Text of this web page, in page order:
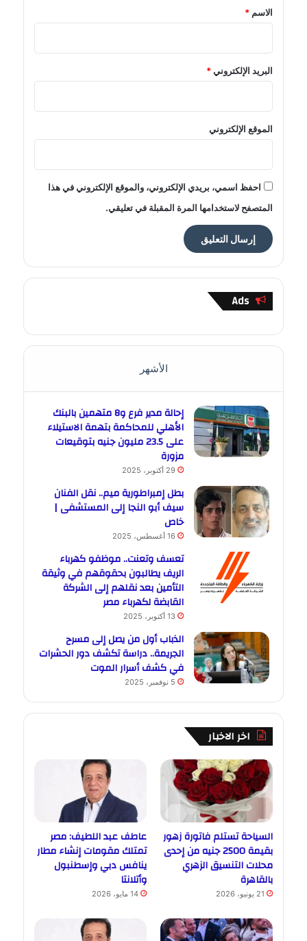
*
الاسم *
البريد الإلكتروني*
الموقع الإلكتروني
احفظ اسمي، بريدي الإلكتروني، والموقع الإلكتروني في هذا
المتصفح لاستخدامها المرة المقبلة في تعليقي.
Ads
الأشهر
إحالة مدير فرع و8 متهمين بالبنك
الأهلي للمحاكمة بتهمة الاستيلاء
على 23.5 مليون جنيه بتوقيعات
مزورة
29 أكتوبر، 2025
بطل إمبراطورية ميم.. نقل الفنان
سيف أبو النجا إلى المستشفى |
خاص
16 أغسطس، 2025
تعسف وتعنت.. موظفو كهرباء
الريف يطالبون بحقوقهم في وثيقة
التأمين بعد نقلهم إلى الشركة
القابضة لكهرباء مصر
13 أكتوبر، 2025
الذباب أول من يصل إلى مسرح
الجريمة.. دراسة تكشف دور الحشرات
في كشف أسرار الموت
5 نوفمبر، 2025
اخر الاخبار
السياحة تستلم فاتورة زهور
بقيمة 2500 جنيه من إحدى
محلات التنسيق الزهري
بالقاهرة
21 يونيو، 2026
عاطف عبد اللطيف: مصر
تمتلك مقومات إنشاء مطار
ينافس دبي وإسطنبول
وأتلانتا
14 مايو، 2026